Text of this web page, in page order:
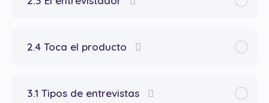
2.4 Toca el producto
3.1 Tipos de entrevistas